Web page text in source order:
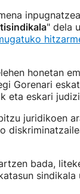
" dela
honetan
Gorenari
eta eskari
juridikoen
bada,